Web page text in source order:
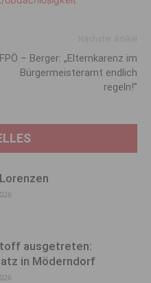
FPÖ – Berger: „Elternkarenz im
Bürgermeisteramt endlich
regeln!”
ausgetreten:
in Möderndorf